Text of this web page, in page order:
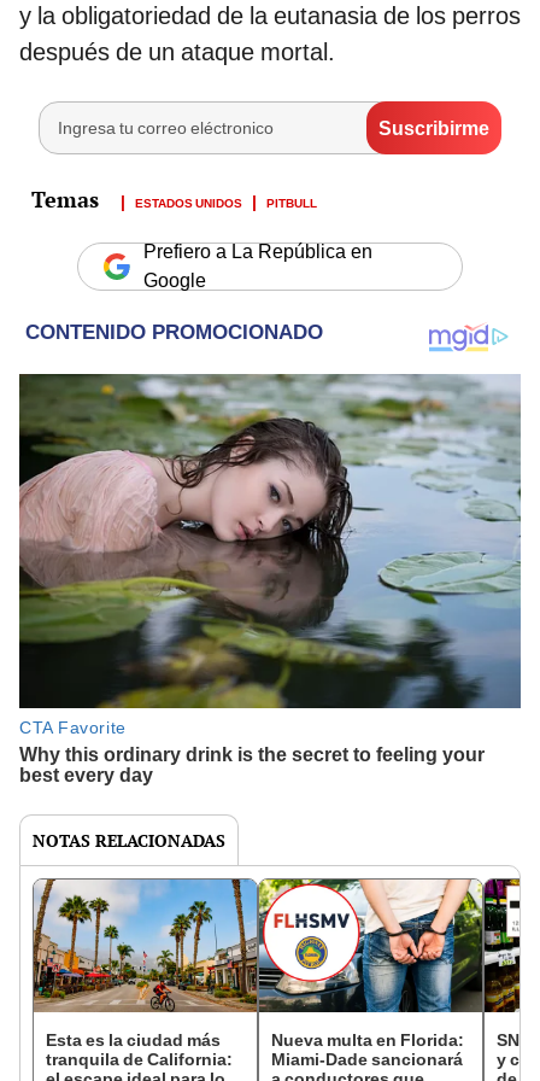
y la obligatoriedad de la eutanasia de los perros
después de un ataque mortal.
ESTADOS UNIDOS PITBULL
Prefiero a La República en
Google
NOTAS RELACIONADAS
Esta es la ciudad más
tranquila de California:
Nueva multa en Florida:
Miami-Dade sancionará
y